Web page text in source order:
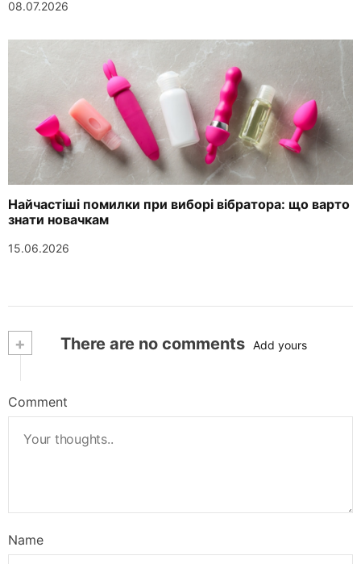
08.07.2026
Найчастіші помилки при виборі вібратора: що варто
знати новачкам
15.06.2026
+ There are no comments Add yours
Comment
Name